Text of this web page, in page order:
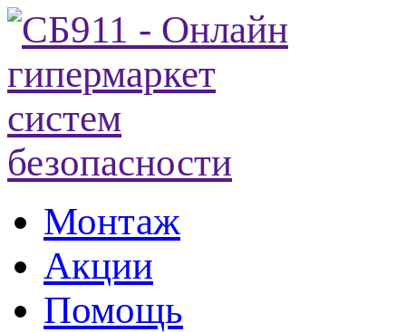
Монтаж
Акции
Помощь